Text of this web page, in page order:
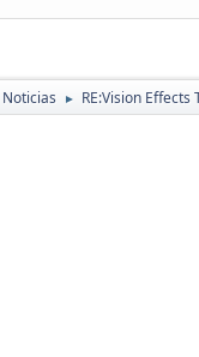
Noticias ► RE:Vision